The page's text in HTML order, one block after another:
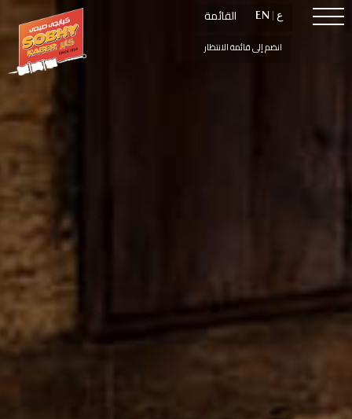
انضم إلى قائمة الانتظار
القائمة EN | ع
انضم إلى قائمة الانتظار
القائمة EN | ع